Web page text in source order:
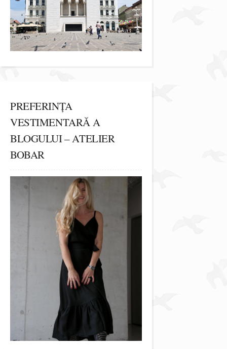
PREFERINȚA
VESTIMENTARĂ A
BLOGULUI – ATELIER
BOBAR